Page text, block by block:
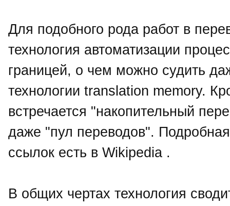
Для подобного рода работ в
технология автоматизации
границей, о чем можно судить
технологии translation memory.
встречается "накопительный
даже "пул переводов".
ссылок есть в Wikipedia .
В общих чертах технология